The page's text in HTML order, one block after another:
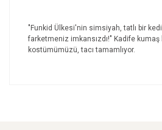
"Funkid Ülkesi'nin simsiyah, tatlı bir
farketmeniz imkansızdı!" Kadife kumaş
kostümümüzü, tacı tamamlıyor.